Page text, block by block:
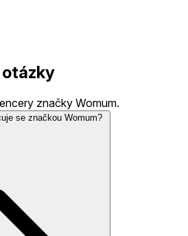
značky Womum.
se značkou Womum?